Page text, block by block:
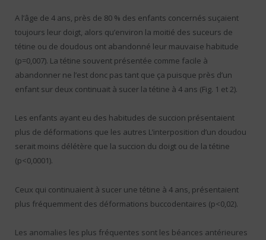
A l’âge de 4 ans, près de 80 % des enfants concernés suçaient
toujours leur doigt, alors qu’environ la moitié des suceurs de
tétine ou de doudous ont abandonné leur mauvaise habitude
(p=0,007). La tétine souvent présentée comme facile à
abandonner ne l’est donc pas tant que ça puisque près d’un
enfant sur deux continuait à sucer la tétine à 4 ans (Fig. 1 et 2).
Les enfants ayant eu des habitudes de succion présentaient
plus de déformations que les autres L’interposition d’un doudou
serait moins délétère que la succion du doigt ou de la tétine
(p<0,0001).
Ceux qui continuaient à sucer une tétine à 4 ans, présentaient
plus fréquemment des déformations buccodentaires (p<0,02).
Les anomalies les plus fréquentes sont les béances antérieures